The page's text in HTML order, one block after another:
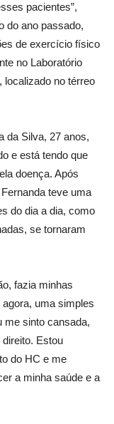
pacientes”,
do ano passado,
de exercício físico
no Laboratório
localizado no térreo
da Silva, 27 anos,
e está tendo que
doença. Após
teve uma
do dia a dia, como
se tornaram
fazia minhas
uma simples
me sinto cansada,
Estou
do HC e me
a minha saúde e a